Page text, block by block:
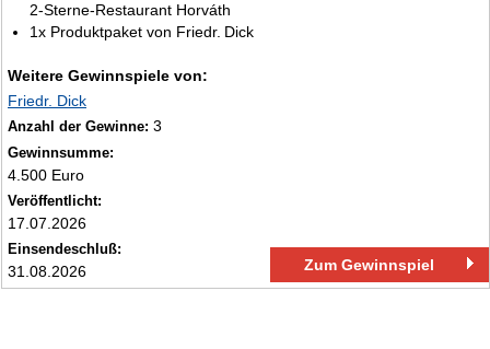
2‑Sterne‑Restaurant Horváth
1x Produktpaket von Friedr. Dick
Weitere Gewinnspiele von:
Friedr. Dick
Anzahl der Gewinne: 3
Gewinnsumme:
4.500 Euro
Veröffentlicht:
17.07.2026
Einsendeschluß:
31.08.2026 Zum Gewinnspiel